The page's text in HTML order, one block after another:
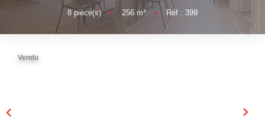
NOS AGENCES
8pièce(s) • 256 m² • Réf : 399
Vendu